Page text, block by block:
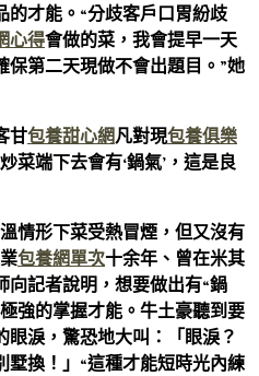
的才能。“分歧客戶口胃紛歧
心得會做的菜，我會提早一天
保第二天現做不會出題目。”她
甘包養甜心網凡對現包養俱樂
菜端下去會有‘鍋氣’，這是良
情形下菜受熱冒煙，但又沒有
包養網單次十余年、曾在米其
向記者說明，想要做出有“鍋
強的掌握才能。牛土豪聽到要
淚，驚恐地大叫：「眼淚？
換！」“這種才能短時光內練